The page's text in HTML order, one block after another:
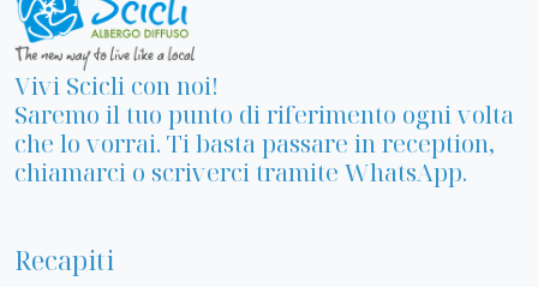
Vivi Scicli con noi!
Saremo il tuo punto di riferimento ogni volta
che lo vorrai. Ti basta passare in reception,
chiamarci o scriverci tramite WhatsApp.
Recapiti